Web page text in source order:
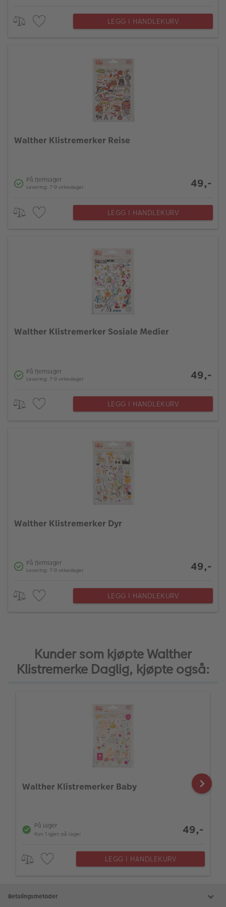
LEGG I HANDLEKURV
Walther Klistremerker Reise
På fjernlager
Levering: 7-9 virkedager 49,-
LEGG I HANDLEKURV
Walther Klistremerker Sosiale Medier
På fjernlager
Levering: 7-9 virkedager 49,-
LEGG I HANDLEKURV
Walther Klistremerker Dyr
På fjernlager
Levering: 7-9 virkedager 49,-
LEGG I HANDLEKURV
Kunder som kjøpte Walther
Klistremerke Daglig, kjøpte også:
Walther Klistremerker Baby
På lager
Kun 1 igjen på lager 49,-
LEGG I HANDLEKURV
Betalingsmetoder